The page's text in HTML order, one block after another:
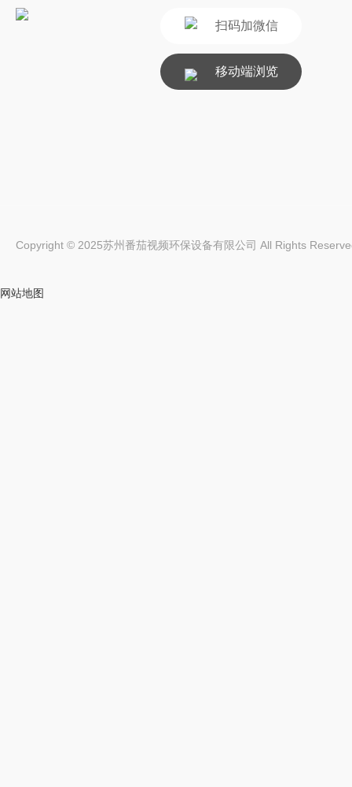
扫码加微信
移动端浏览
Copyright © 2025苏州番茄视频环保设备有限公司 All Rights
网站地图